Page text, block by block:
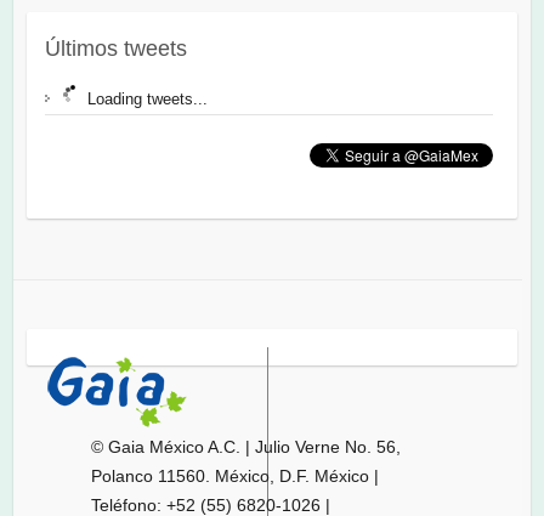
Últimos tweets
Loading tweets...
© Gaia México A.C. | Julio Verne No. 56,
Polanco 11560. México, D.F. México |
Teléfono: +52 (55) 6820-1026 |